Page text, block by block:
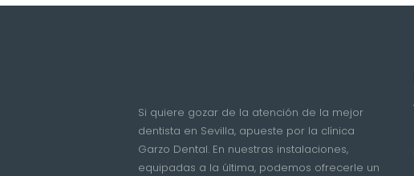
Si quiere gozar de la atención de la mejor
dentista en Sevilla, apueste por la clínica
Garzo Dental. En nuestras instalaciones,
equipadas a la última, podemos ofrecerle un